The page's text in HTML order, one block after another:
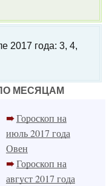
2017 года: 3, 4,
МЕСЯЦАМ
Гороскоп на
июль 2017 года
Овен
Гороскоп на
август 2017 года